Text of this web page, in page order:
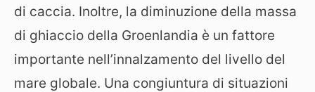
di caccia. Inoltre, la diminuzione della massa
di ghiaccio della Groenlandia è un fattore
importante nell’innalzamento del livello del
mare globale. Una congiuntura di situazioni